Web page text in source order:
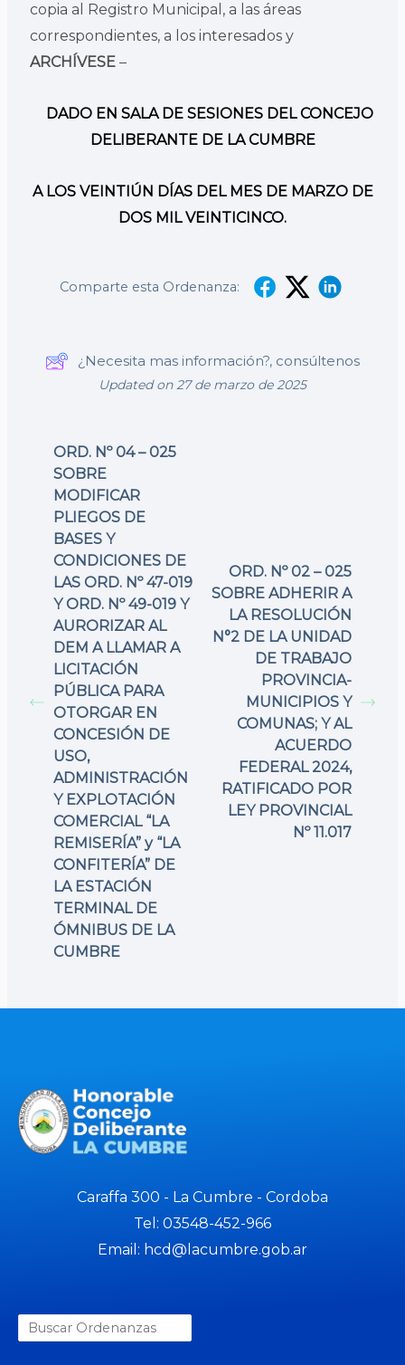
copia al Registro Municipal, a las áreas
correspondientes, a los interesados y
ARCHÍVESE–
DADO EN SALA DE SESIONES DEL CONCEJO
DELIBERANTE DE LA CUMBRE
A LOS VEINTIÚN DÍAS DEL MES DE MARZO DE
DOS MIL VEINTICINCO.
Comparte esta Ordenanza:
¿Necesita mas información?, consúltenos
Updated on 27 de marzo de 2025
ORD. Nº 04 – 025
SOBRE
MODIFICAR
PLIEGOS DE
BASES Y
CONDICIONES DE
LAS ORD. Nº 47-019
Y ORD. Nº 49-019 Y
AURORIZAR AL
DEM A LLAMAR A
LICITACIÓN
PÚBLICA PARA
OTORGAR EN
CONCESIÓN DE
USO,
ADMINISTRACIÓN
Y EXPLOTACIÓN
COMERCIAL “LA
REMISERÍA” y “LA
CONFITERÍA” DE
LA ESTACIÓN
TERMINAL DE
ÓMNIBUS DE LA
CUMBRE
ORD. Nº 02 – 025
SOBRE ADHERIR A
LA RESOLUCIÓN
N°2 DE LA UNIDAD
DE TRABAJO
PROVINCIA-
MUNICIPIOS Y
COMUNAS; Y AL
ACUERDO
FEDERAL 2024,
RATIFICADO POR
LEY PROVINCIAL
Nº 11.017
Caraffa 300 - La Cumbre - Cordoba
Tel: 03548-452-966
Email: hcd@lacumbre.gob.ar